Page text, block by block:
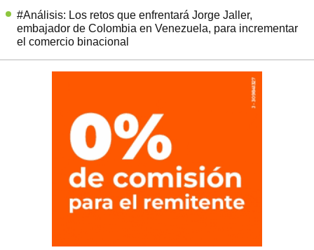
#Análisis: Los retos que enfrentará Jorge Jaller,
embajador de Colombia en Venezuela, para incrementar
el comercio binacional